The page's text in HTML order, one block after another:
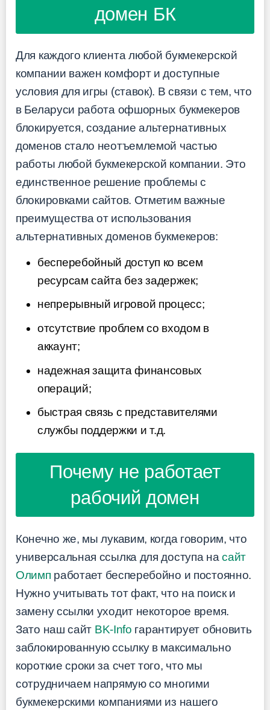
домен БК
Для каждого клиента любой букмекерской
компании важен комфорт и доступные
условия для игры (ставок). В связи с тем, что
в Беларуси работа офшорных букмекеров
блокируется, создание альтернативных
доменов стало неотъемлемой частью
работы любой букмекерской компании. Это
единственное решение проблемы с
блокировками сайтов. Отметим важные
преимущества от использования
альтернативных доменов букмекеров:
бесперебойный доступ ко всем
ресурсам сайта без задержек;
непрерывный игровой процесс;
отсутствие проблем со входом в
аккаунт;
надежная защита финансовых
операций;
быстрая связь с представителями
службы поддержки и т.д.
Почему не работает
рабочий домен
Конечно же, мы лукавим, когда говорим, что
универсальная ссылка для доступа насайт
Олимп работает бесперебойно и постоянно.
Нужно учитывать тот факт, что на поиск и
замену ссылки уходит некоторое время.
Зато наш сайт BK-Info гарантирует обновить
заблокированную ссылку в максимально
короткие сроки за счет того, что мы
сотрудничаем напрямую со многими
букмекерскими компаниями из нашего